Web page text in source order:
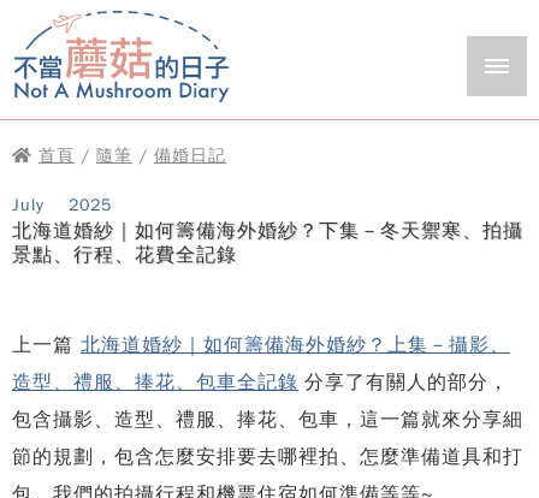
首頁 / 隨筆 / 備婚日記
July 2025
北海道婚紗｜如何籌備海外婚紗？下集－冬天禦寒、拍攝
景點、行程、花費全記錄
上一篇 北海道婚紗｜如何籌備海外婚紗？上集－攝影、
造型、禮服、捧花、包車全記錄 分享了有關人的部分，
包含攝影、造型、禮服、捧花、包車，這一篇就來分享細
節的規劃，包含怎麼安排要去哪裡拍、怎麼準備道具和打